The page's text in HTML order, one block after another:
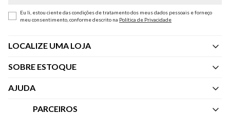
Eu li, estou ciente das condições de tratamento dos meus dados pessoais e forneço
meu consentimento, conforme descrito na Política de Privacidade
LOCALIZE UMA LOJA
SOBRE ESTOQUE
Quem Somos
AJUDA
Central de Atendimento
PARCEIROS